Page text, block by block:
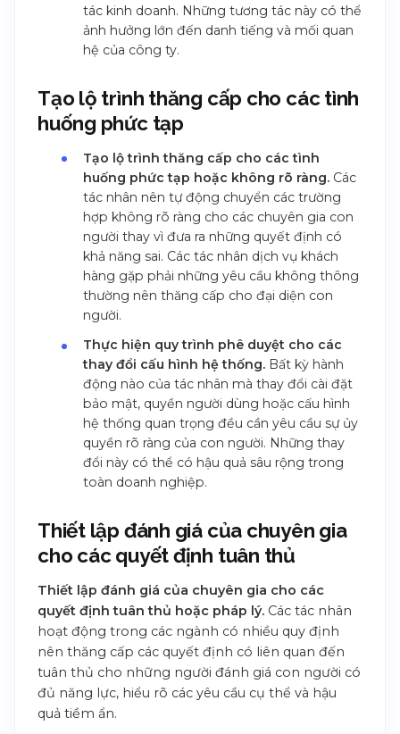
tác kinh doanh. Những tương tác này có thể
ảnh hưởng lớn đến danh tiếng và mối quan
hệ của công ty.
Tạo lộ trình thăng cấp cho các tình
huống phức tạp
Tạo lộ trình thăng cấp cho các tình
huống phức tạp hoặc không rõ ràng.Các
tác nhân nên tự động chuyển các trường
hợp không rõ ràng cho các chuyên gia con
người thay vì đưa ra những quyết định có
khả năng sai. Các tác nhân dịch vụ khách
hàng gặp phải những yêu cầu không thông
thường nên thăng cấp cho đại diện con
người.
Thực hiện quy trình phê duyệt cho các
thay đổi cấu hình hệ thống.Bất kỳ hành
động nào của tác nhân mà thay đổi cài đặt
bảo mật, quyền người dùng hoặc cấu hình
hệ thống quan trọng đều cần yêu cầu sự ủy
quyền rõ ràng của con người. Những thay
đổi này có thể có hậu quả sâu rộng trong
toàn doanh nghiệp.
Thiết lập đánh giá của chuyên gia
cho các quyết định tuân thủ
Thiết lập đánh giá của chuyên gia cho các
quyết định tuân thủ hoặc pháp lý. Các tác nhân
hoạt động trong các ngành có nhiều quy định
nên thăng cấp các quyết định có liên quan đến
tuân thủ cho những người đánh giá con người có
đủ năng lực, hiểu rõ các yêu cầu cụ thể và hậu
quả tiềm ẩn.